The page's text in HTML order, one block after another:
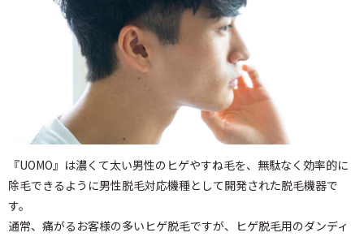
『UOMO』は濃くて太い男性のヒゲやすね毛を、無駄なく効率的に
除毛できるように男性脱毛対応機種として開発された脱毛機器で
す。
通常、痛がるお客様の多いヒゲ脱毛ですが、ヒゲ脱毛用のダンディ